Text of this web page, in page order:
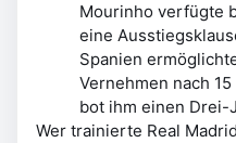
Mourinho verfügte
eine
Spanien
Vernehmen nach
bot ihm einen Drei-
Wer trainierte Real